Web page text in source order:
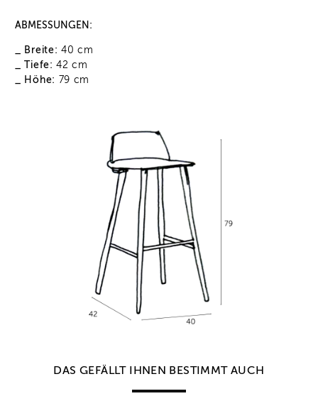
ABMESSUNGEN:
_ Breite: 40 cm
_ Tiefe: 42 cm
_ Höhe:
79 cm
DAS GEFÄLLT IHNEN BESTIMMT AUCH